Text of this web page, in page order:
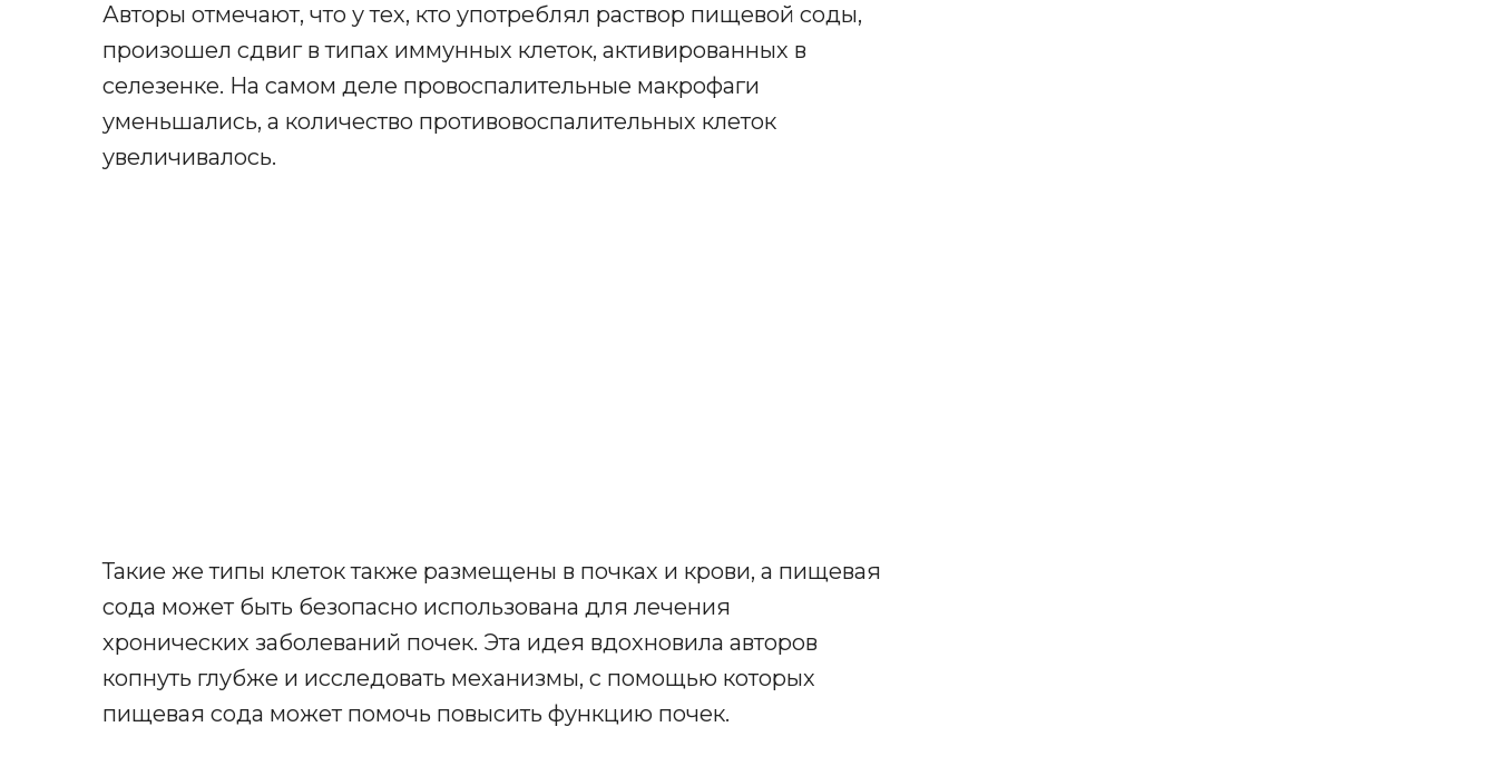
Авторы отмечают, что у тех, кто употреблял раствор пищевой соды,
произошел сдвиг в типах иммунных клеток, активированных в
селезенке. На самом деле провоспалительные макрофаги
уменьшались, а количество противовоспалительных клеток
увеличивалось.
Такие же типы клеток также размещены в почках и крови, а пищевая
сода может быть безопасно использована для лечения
хронических заболеваний почек. Эта идея вдохновила авторов
копнуть глубже и исследовать механизмы, с помощью которых
пищевая сода может помочь повысить функцию почек.